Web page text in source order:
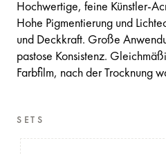
Hochwertige, feine Künstler-
Hohe Pigmentierung und
und Deckkraft. Große
pastose Konsistenz.
Farbfilm, nach der Trocknung
SETS